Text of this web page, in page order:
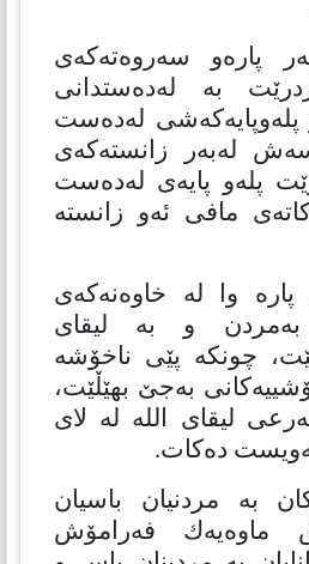
پارەو سەروەتەكەی
بە لەدەستدانی
پلەوپایەكەشی لەدەست
لەبەر زانستەكەی
پلەو پایەی لەدەست
مافی ئەو زانستە
پارە وا لە خاوەنەكەی
و بە لیقای
چونكە پێی ناخۆشە
بەجێ بهێڵێت،
لیقای الله لە لای
دەكات.
بە مردنیان باسیان
ماوەیەك فەرامۆش